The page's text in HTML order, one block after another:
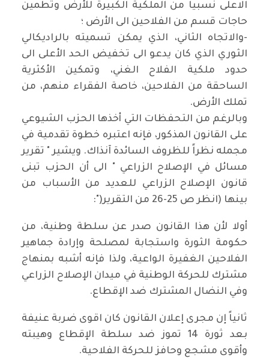
الاعلى نسبيا من الملكية الكبيرة للأرض وتطمين
حاجات قسم من الفلاحين الى الأرض ؛
-والاتجاه الثاني، الذي يمكن تسميته بالراديكالي
الثوري الذي كان يدعو الى تخفيض الحد الأعلى الى
حدود ملكية الفلاح الغني، وتمكين الأكثرية
الساحقة من الفلاحين، خاصة الفقراء منهم، من
تملك الأرض.
وبالرغم من التحفظات التي أخذها الحزب الشيوعي
على القانون المذكور، فإنه اعتبره خطوة تقدمية في
مجمله نظراً للظروف السائدة آنذاك. ويشير " تقرير
مسائل في الإصلاح الزراعي " الى أن الحزب تبنى
قانون الإصلاح الزراعي للعديد من الأسباب من
بينها (انظر ص 25-26 من التقرير(":
أولا لأن هذا القانون صدر عن سلطة وطنية، من
حكومة الثورة واستجابة لمصلحة وإرادة جماهير
الفلاحين الغفيرة الواعية، ولذا فإنه أشبه بمنهاج
مشترك للحركة الوطنية في ميدان الإصلاح الزراعي
وفي النضال المشترك ضد الإقطاع.
ثانياً إن مجرى إعلان القانون كان اقوى ضربة عنيفة
بعد ثورة 14 تموز ضد سلطة الإقطاع وهيبته
وأقوى مشجع وحافز للحركة الفلاحية.